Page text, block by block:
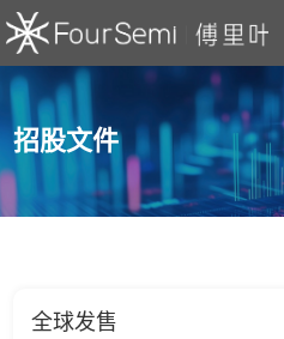
招股文件
全球发售